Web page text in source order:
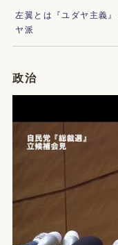
左翼とは『ユダヤ主義
ヤ派
政治